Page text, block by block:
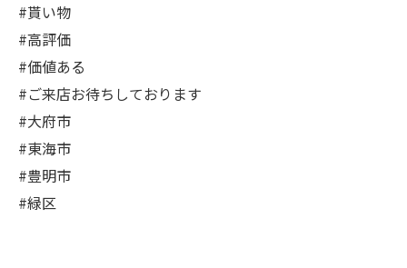
#貰い物
#高評価
#価値ある
#ご来店お待ちしております
#大府市
#東海市
#豊明市
#緑区